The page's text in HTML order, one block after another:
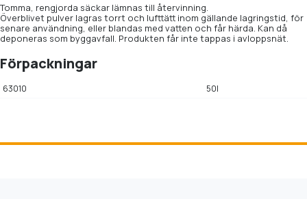
Tomma, rengjorda säckar lämnas till återvinning.
Överblivet pulver lagras torrt och lufttätt inom gällande lagringstid, för
senare användning, eller blandas med vatten och får härda. Kan då
deponeras som byggavfall. Produkten får inte tappas i avloppsnät.
Förpackningar
63010 50l